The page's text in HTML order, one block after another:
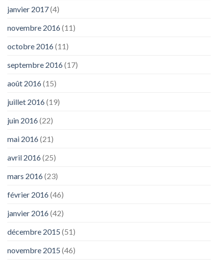
janvier 2017(4)
novembre 2016(11)
octobre 2016(11)
septembre 2016(17)
août 2016(15)
juillet 2016(19)
juin 2016(22)
mai 2016(21)
avril 2016(25)
mars 2016(23)
février 2016(46)
janvier 2016(42)
décembre 2015 (51)
novembre 2015 (46)